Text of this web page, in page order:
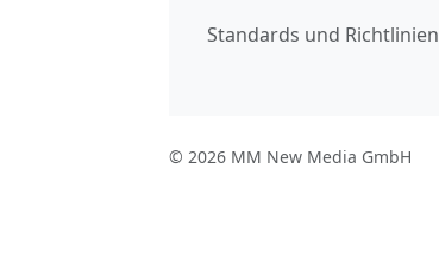
Standards und Richtlinien
© 2026 MM New Media GmbH